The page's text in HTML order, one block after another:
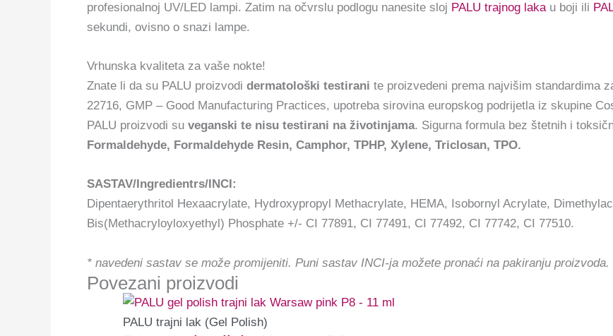
profesionalnoj UV/LED lampi. Zatim na očvrslu podlogu nanesite sloj PALU trajnog lakau boji ili
sekundi, ovisno o snazi lampe.
Vrhunska kvaliteta za vaše nokte!
Znate li da su PALU proizvodi dermatološki testirani te proizvedeni prema najvišim standardima
22716, GMP – Good Manufacturing Practices, upotreba sirovina europskog podrijetla iz skupine
PALU proizvodi su veganski te nisu testirani na životinjama. Sigurna formula bez štetnih i
Formaldehyde, Formaldehyde Resin, Camphor, TPHP, Xylene, Triclosan, TPO.
SASTAV/Ingredientrs/INCI:
Dipentaerythritol Hexaacrylate, Hydroxypropyl Methacrylate, HEMA, Isobornyl Acrylate,
Bis(Methacryloyloxyethyl) Phosphate +/- CI 77891, CI 77491, CI 77492, CI 77742, CI 77510.
* navedeni sastav se može promijeniti. Puni sastav INCI-ja možete pronaći na pakiranju proizvoda.
Povezani proizvodi
PALU trajni lak (Gel Polish)